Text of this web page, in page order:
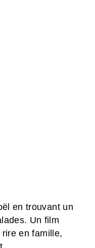
en trouvant un
Un film
en famille,